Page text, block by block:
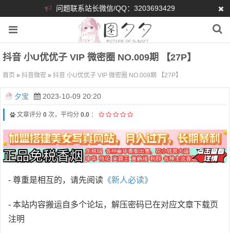
问题联系站长微信/QQ：3203693429
抖音 小U优优子 VIP 微密圈 NO.009期 【27P】
首页 » 抖音微密 » 抖音 小U优优子 VIP 微密圈 NO.009期 【27P】
夕宝 2023-10-09 20:20
文章评分 0 次，平均分 0.0 ：
- 尊重是相互的，请先阅读 《新人必读》
- 本站内容搬运自多个论坛，解压密码已在对应文章下载页
注明